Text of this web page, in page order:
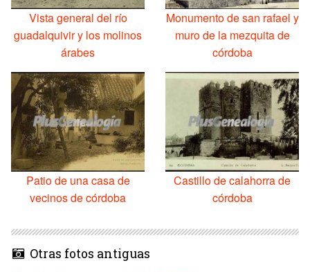
Vista general del río
guadalquivir y los molinos
árabes
Monumento de san rafael y
muro de la mezquita de
córdoba
Patio de una casa de
vecinos de córdoba
Castillo de calahorra de
córdoba
Otras fotos antiguas